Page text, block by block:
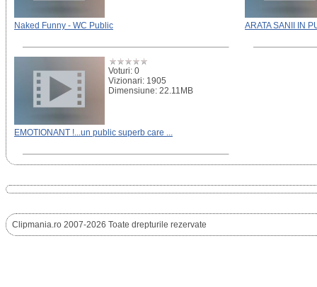
Naked Funny - WC Public ARATA SANII IN
Voturi: 0
Vizionari: 1905
Dimensiune: 22.11MB
EMOTIONANT !...un public superb care ...
Clipmania.ro 2007-2026 Toate drepturile rezervate